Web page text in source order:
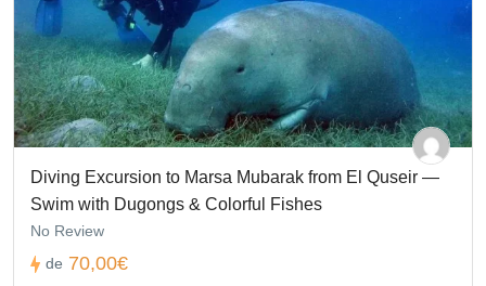
Diving Excursion to Marsa Mubarak from El Quseir —
Swim with Dugongs & Colorful Fishes
No Review
de 70,00€